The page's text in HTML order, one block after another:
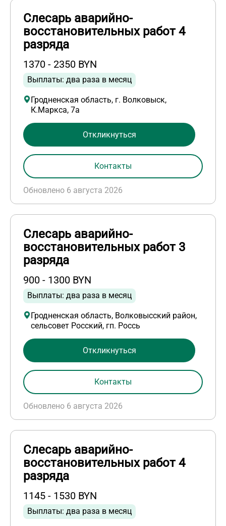
Слесарь аварийно-
восстановительных работ 4
разряда
1370 - 2350 BYN
Выплаты: два раза в месяц
Гродненская область, г. Волковыск,
К.Маркса, 7а
Обновлено 6 августа 2026
Откликнуться
Контакты
Слесарь аварийно-
восстановительных работ 3
разряда
900 - 1300 BYN
Выплаты: два раза в месяц
Гродненская область, Волковысский район,
сельсовет Росский, гп. Россь
Обновлено 6 августа 2026
Откликнуться
Контакты
Слесарь аварийно-
восстановительных работ 4
разряда
1145 - 1530 BYN
Выплаты: два раза в месяц